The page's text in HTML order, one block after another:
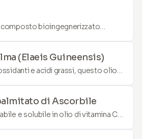
composto bioingegnerizzato
È noto per le sue proprietà
cutaneo. Il PDRN può migliorare
ridurre cicatrici e potenziare
pelle.
(Elaeis Guineensis)
e acidi grassi, questo olio
la pelle, aiuta a ripristinare
di Ascorbile
e solubile in olio di vitamina C
nella pelle per